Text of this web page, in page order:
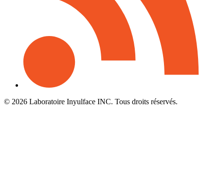
© 2026 Laboratoire Inyulface INC. Tous droits réservés.